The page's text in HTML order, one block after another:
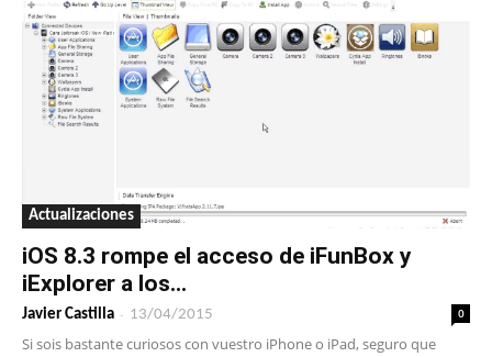
Actualizaciones
iOS 8.3 rompe el acceso de iFunBox y
iExplorer a los...
Javier Castilla - 13/04/2015 0
Si sois bastante curiosos con vuestro iPhone o iPad, seguro que